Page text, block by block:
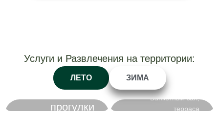
Услуги и Развлечения на территории:
ЛЕТО ЗИМА
Конные
прогулки
Банкетный зал,
терраса